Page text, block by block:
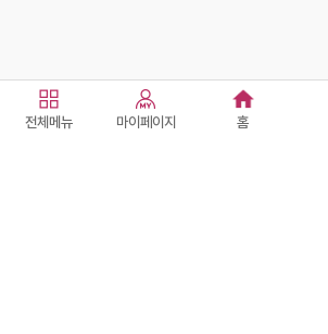
전체메뉴 마이페이지 홈